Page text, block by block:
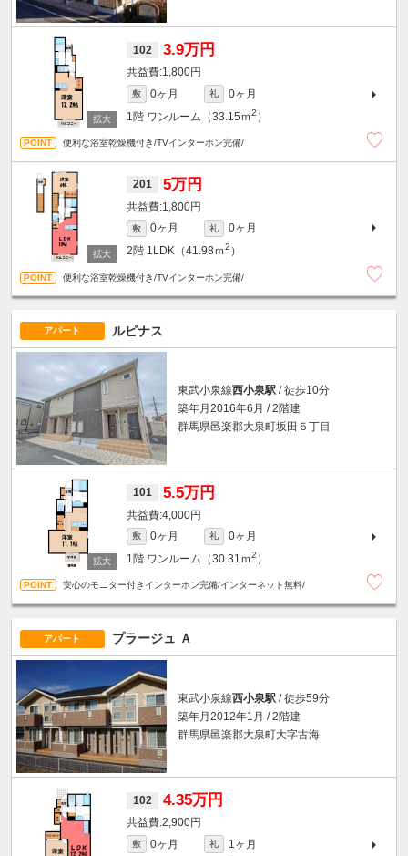
102 3.9万円
1,800円
敷 0ヶ月 礼
0ヶ月
1階 ワンルーム（33.15ｍ2 ）
便利な浴室乾燥機付き/TVインターホン完備/
201 5万円
1,800円
敷 0ヶ月 礼
0ヶ月
2階 1LDK（41.98ｍ2 ）
便利な浴室乾燥機付き/TVインターホン完備/
アパート ルピナス
東武小泉線西小泉駅 / 徒歩10分
築年月2016年6月 / 2階建
群馬県邑楽郡大泉町坂田５丁目
101 5.5万円
4,000円
敷 0ヶ月 礼
0ヶ月
1階 ワンルーム（30.31ｍ2 ）
安心のモニター付きインターホン完備/インターネット無料/
アパート プラージュ Ａ
東武小泉線西小泉駅 / 徒歩59分
築年月2012年1月 / 2階建
群馬県邑楽郡大泉町大字古海
102 4.35万円
2,900円
敷 0ヶ月 礼
1ヶ月